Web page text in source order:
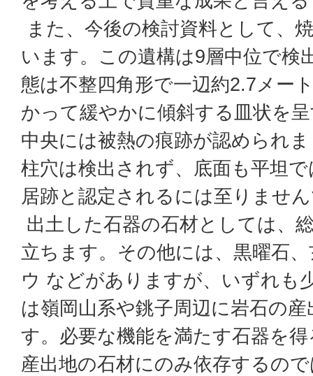
また、今後の検討資料として、
います。この遺構は9層中位で検
態は不整四角形で一辺約2.7メー
かって緩やかに傾斜する皿状を
中央には被熱の痕跡が認められ
柱穴は検出されず、底面も平坦
居跡と認定されるには至りませ
出土した石器の石材としては、
立ちます。その他には、黒曜石
ウ などがありますが、いずれも
は嶺岡山系や銚子周辺に岩石の
す。必要な機能を満たす石器を
産出地の石材にのみ依存するの